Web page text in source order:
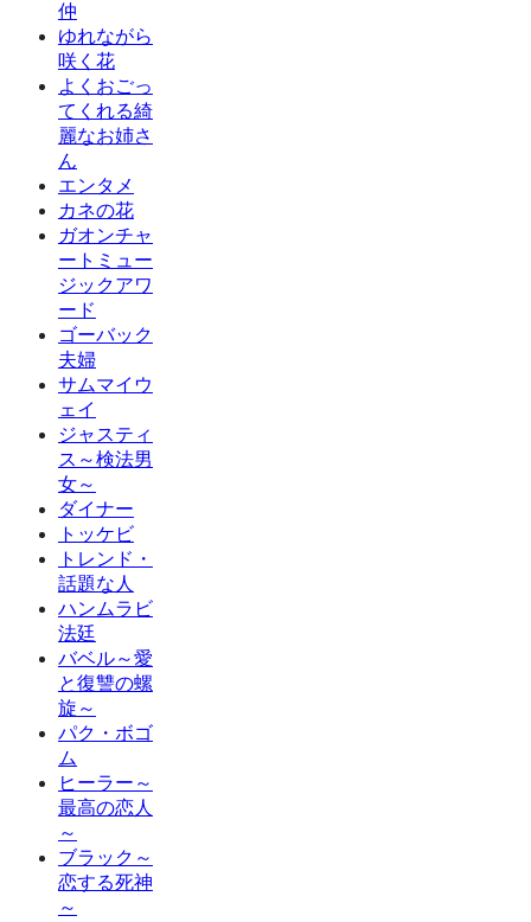
仲
ゆれながら
咲く花
よくおごっ
てくれる綺
麗なお姉さ
ん
エンタメ
カネの花
ガオンチャ
ートミュー
ジックアワ
ード
ゴーバック
夫婦
サムマイウ
ェイ
ジャスティ
ス～検法男
女～
ダイナー
トッケビ
トレンド・
話題な人
ハンムラビ
法廷
バベル～愛
と復讐の螺
旋～
パク・ボゴ
ム
ヒーラー～
最高の恋人
～
ブラック～
恋する死神
～